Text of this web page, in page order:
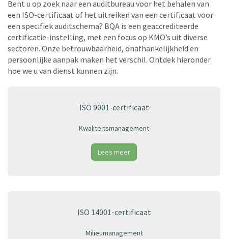
Bent u op zoek naar een auditbureau voor het behalen van
een ISO-certificaat of het uitreiken van een certificaat voor
een specifiek auditschema? BQA is een geaccrediteerde
certificatie-instelling, met een focus op KMO’s uit diverse
sectoren. Onze betrouwbaarheid, onafhankelijkheid en
persoonlijke aanpak maken het verschil. Ontdek hieronder
hoe we u van dienst kunnen zijn.
ISO 9001-certificaat
Kwaliteitsmanagement
Lees meer
ISO 14001-certificaat
Milieumanagement